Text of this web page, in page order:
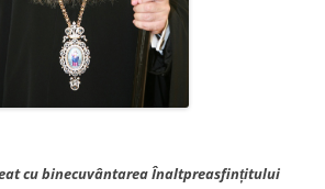
cu binecuvântarea Înaltpreasfințitului